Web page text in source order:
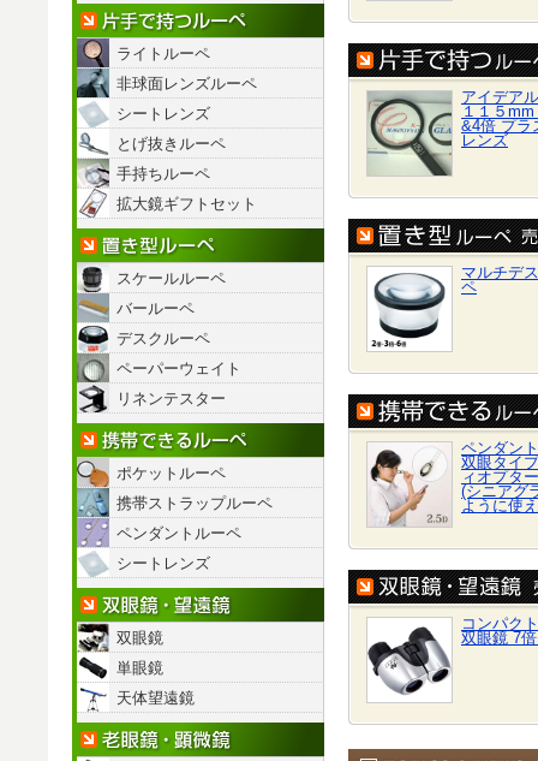
片手で持つルーペ
ライトルーペ
非球面レンズルーペ
シートレンズ
とげ抜きルーペ
手持ちルーペ
拡大鏡ギフトセット
置き型ルーペ
スケールルーペ
バールーペ
デスクルーペ
ペーパーウェイト
リネンテスター
携帯できるルーペ
ポケットルーペ
携帯ストラップルーペ
ペンダントルーペ
シートレンズ
双眼鏡/望遠鏡
双眼鏡
単眼鏡
天体望遠鏡
アイデア
１１５
&4倍 プラ
レンズ
マルチデ
ペ
ペンダン
双眼タイ
ィオプタ
(シニアグ
ように使
コンパク
双眼鏡 7